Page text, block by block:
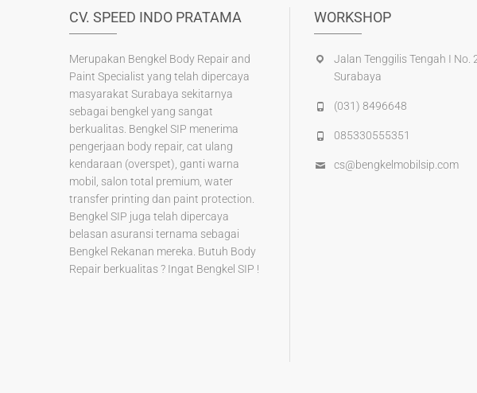
o
CV. SPEED INDO PRATAMA
Merupakan Bengkel Body Repair and
Paint Specialist yang telah dipercaya
masyarakat Surabaya sekitarnya
sebagai bengkel yang sangat
berkualitas. Bengkel SIP menerima
pengerjaan body repair, cat ulang
kendaraan (overspet), ganti warna
mobil, salon total premium, water
transfer printing dan paint protection.
Bengkel SIP juga telah dipercaya
belasan asuransi ternama sebagai
Bengkel Rekanan mereka. Butuh Body
Repair berkualitas ? Ingat Bengkel SIP !
WORKSHOP
Jalan Tenggilis Tengah I No.
Surabaya
(031) 8496648
085330555351
cs@bengkelmobilsip.com